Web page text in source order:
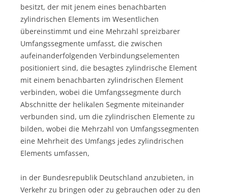
besitzt, der mit jenem eines benachbarten
zylindrischen Elements im Wesentlichen
übereinstimmt und eine Mehrzahl spreizbarer
Umfangssegmente umfasst, die zwischen
aufeinanderfolgenden Verbindungselementen
positioniert sind, die besagtes zylindrische Element
mit einem benachbarten zylindrischen Element
verbinden, wobei die Umfangssegmente durch
Abschnitte der helikalen Segmente miteinander
verbunden sind, um die zylindrischen Elemente zu
bilden, wobei die Mehrzahl von Umfangssegmenten
eine Mehrheit des Umfangs jedes zylindrischen
Elements umfassen,
in der Bundesrepublik Deutschland anzubieten, in
Verkehr zu bringen oder zu gebrauchen oder zu den